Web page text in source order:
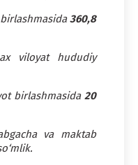
360,8
viloyat hududiy
birlashmasida 20
va maktab